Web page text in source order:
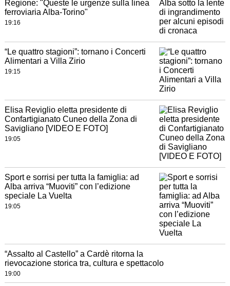
Regione: "Queste le urgenze sulla linea
ferroviaria Alba-Torino"
19:16
“Le quattro stagioni”: tornano i Concerti
Alimentari a Villa Zirio
19:15
Elisa Reviglio eletta presidente di
Confartigianato Cuneo della Zona di
Savigliano [VIDEO E FOTO]
19:05
Sport e sorrisi per tutta la famiglia: ad
Alba arriva “Muoviti” con l’edizione
speciale La Vuelta
19:05
“Assalto al Castello” a Cardè ritorna la
rievocazione storica tra, cultura e spettacolo
19:00